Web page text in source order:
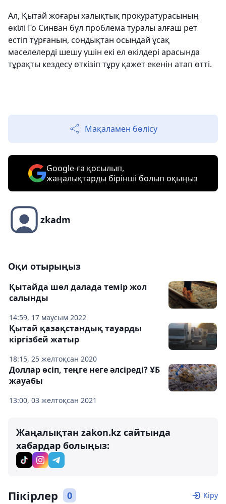
Ал, Қытай жоғары халықтық прокуратурасының
өкілі Го Синван бұл проблема туралы алғаш рет
естіп тұрғанын, сондықтан осындай ұсақ
мәселелерді шешу үшін екі ел өкілдері арасында
тұрақты кездесу өткізіп тұру қажет екенін атап өтті.
Мақаламен бөлісу
Google-ға қосылып,
жаңалықтарды бірінші болып оқыңыз
zkadm
Оқи отырыңыз
14:59, 17 маусым 2022
Қытайда шөл далада темір жол
салынды
18:15, 25 желтоқсан 2020
Қытай қазақстандық тауарды
кіргізбей жатыр
13:00, 03 желтоқсан 2021
Доллар өсіп, теңге неге әлсіреді? ҰБ
жауабы
Жаңалықтан zakon.kz сайтында
хабардар болыңыз:
Пікірлер 0 Кіру